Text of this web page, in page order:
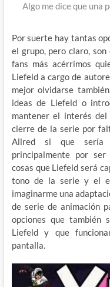
Algo me dice que una
Por suerte hay tantas
el grupo, pero claro,
fans más acérrimos
Liefeld a cargo de
mejor olvidarse
ideas de Liefeld o
mantener el interés
cierre de la serie por
Allred si que sería
principalmente por
cosas que Liefeld será
tono de la serie y el
imaginarme una
de serie de animación
opciones que también
Liefeld y que
pantalla.